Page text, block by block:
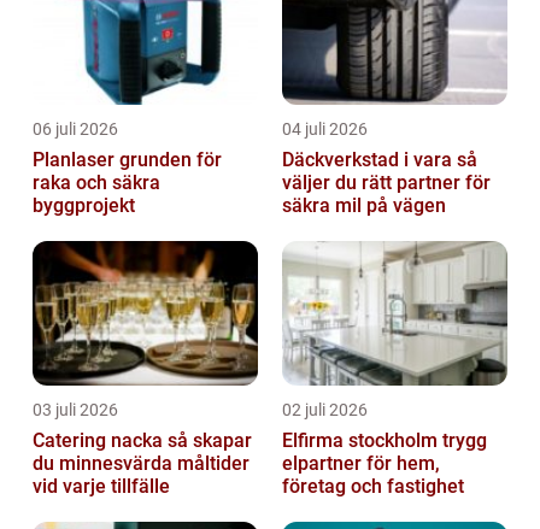
06 juli 2026
Planlaser grunden för
raka och säkra
byggprojekt
04 juli 2026
Däckverkstad i vara så
väljer du rätt partner för
säkra mil på vägen
03 juli 2026
Catering nacka så skapar
du minnesvärda måltider
vid varje tillfälle
02 juli 2026
Elfirma stockholm trygg
elpartner för hem,
företag och fastighet